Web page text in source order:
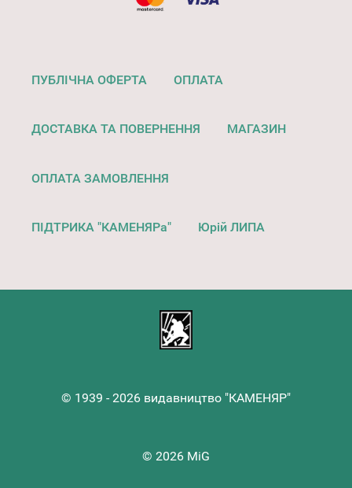
ПУБЛІЧНА ОФЕРТА ОПЛАТА
ДОСТАВКА ТА ПОВЕРНЕННЯ МАГАЗИН
ОПЛАТА ЗАМОВЛЕННЯ
ПІДТРИКА "КАМЕНЯРа" Юрій ЛИПА
© 1939 - 2026 видавництво "КАМЕНЯР"
© 2026 MiG